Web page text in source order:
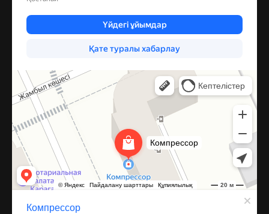
Компрессор
Запчасти и аксессуары для бытовой техники в Караганде